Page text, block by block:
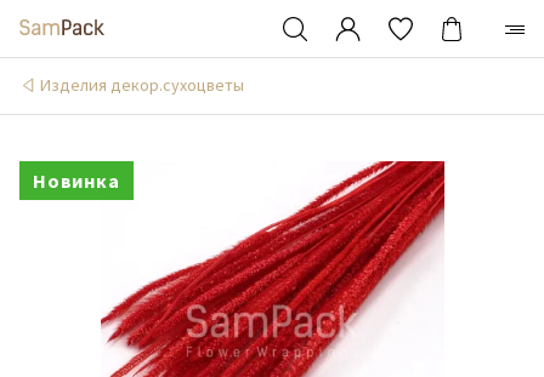
Изделия декор.сухоцветы
Новинка